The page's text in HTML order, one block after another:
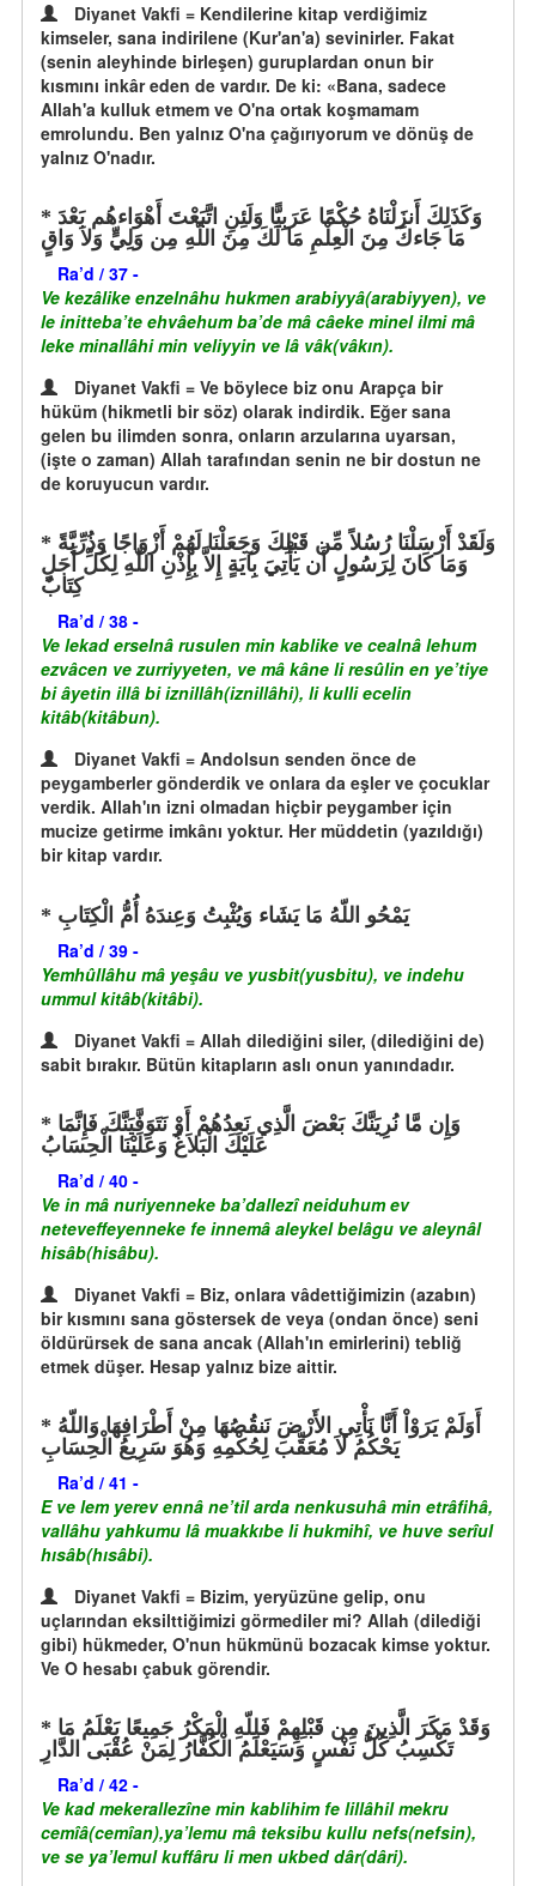
Diyanet Vakfi = Kendilerine kitap verdiğimiz
kimseler, sana indirilene (Kur'an'a) sevinirler. Fakat
(senin aleyhinde birleşen) guruplardan onun bir
kısmını inkâr eden de vardır. De ki: «Bana, sadece
Allah'a kulluk etmem ve O'na ortak koşmamam
emrolundu. Ben yalnız O'na çağırıyorum ve dönüş de
yalnız O'nadır.
مَا جَاءكَ مِنَ الْعِلْمِ مَا لَكَ مِنَ اللّهِ مِن وَلِيٍّ وَلاَ وَاقٍ
Ra’d / 37 -
Ve kezâlike enzelnâhu hukmen arabiyyâ(arabiyyen), ve
le initteba’te ehvâehum ba’de mâ câeke minel ilmi mâ
leke minallâhi min veliyyin ve lâ vâk(vâkın).
Diyanet Vakfi = Ve böylece biz onu Arapça bir
hüküm (hikmetli bir söz) olarak indirdik. Eğer sana
gelen bu ilimden sonra, onların arzularına uyarsan,
(işte o zaman) Allah tarafından senin ne bir dostun ne
de koruyucun vardır.
وَمَا كَانَ لِرَسُولٍ أَن يَأْتِيَ بِآيَةٍ إِلاَّ بِإِذْنِ اللّهِ لِكُلِّ أَجَلٍ
كِتَابٌ
Ra’d / 38 -
Ve lekad erselnâ rusulen min kablike ve cealnâ lehum
ezvâcen ve zurriyyeten, ve mâ kâne li resûlin en ye’tiye
bi âyetin illâ bi iznillâh(iznillâhi), li kulli ecelin
kitâb(kitâbun).
Diyanet Vakfi = Andolsun senden önce de
peygamberler gönderdik ve onlara da eşler ve çocuklar
verdik. Allah'ın izni olmadan hiçbir peygamber için
mucize getirme imkânı yoktur. Her müddetin (yazıldığı)
bir kitap vardır.
يَمْحُو اللّهُ مَا يَشَاء وَيُثْبِتُ وَعِندَهُ أُمُّ الْكِتَابِ
Ra’d / 39 -
Yemhûllâhu mâ yeşâu ve yusbit(yusbitu), ve indehu
ummul kitâb(kitâbi).
Diyanet Vakfi = Allah dilediğini siler, (dilediğini de)
sabit bırakır. Bütün kitapların aslı onun yanındadır.
عَلَيْكَ الْبَلاَغُ وَعَلَيْنَا الْحِسَابُ
Ra’d / 40 -
Ve in mâ nuriyenneke ba’dallezî neiduhum ev
neteveffeyenneke fe innemâ aleykel belâgu ve aleynâl
hisâb(hisâbu).
Diyanet Vakfi = Biz, onlara vâdettiğimizin (azabın)
bir kısmını sana göstersek de veya (ondan önce) seni
öldürürsek de sana ancak (Allah'ın emirlerini) tebliğ
etmek düşer. Hesap yalnız bize aittir.
يَحْكُمُ لاَ مُعَقِّبَ لِحُكْمِهِ وَهُوَ سَرِيعُ الْحِسَابِ
Ra’d / 41 -
E ve lem yerev ennâ ne’til arda nenkusuhâ min etrâfihâ,
vallâhu yahkumu lâ muakkıbe li hukmihî, ve huve serîul
hısâb(hısâbi).
Diyanet Vakfi = Bizim, yeryüzüne gelip, onu
uçlarından eksilttiğimizi görmediler mi? Allah (dilediği
gibi) hükmeder, O'nun hükmünü bozacak kimse yoktur.
Ve O hesabı çabuk görendir.
تَكْسِبُ كُلُّ نَفْسٍ وَسَيَعْلَمُ الْكُفَّارُ لِمَنْ عُقْبَى الدَّارِ
Ra’d / 42 -
Ve kad mekerallezîne min kablihim fe lillâhil mekru
cemîâ(cemîan),ya’lemu mâ teksibu kullu nefs(nefsin),
ve se ya’lemul kuffâru li men ukbed dâr(dâri).